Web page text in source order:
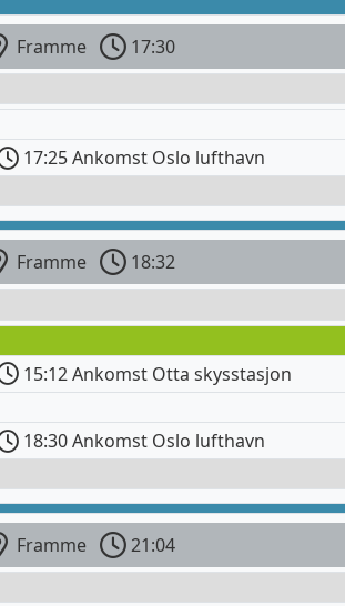
Framme
17:30
17:25 Ankomst Oslo lufthavn
Framme
18:32
15:12 Ankomst Otta skysstasjon
18:30 Ankomst Oslo lufthavn
Framme
21:04